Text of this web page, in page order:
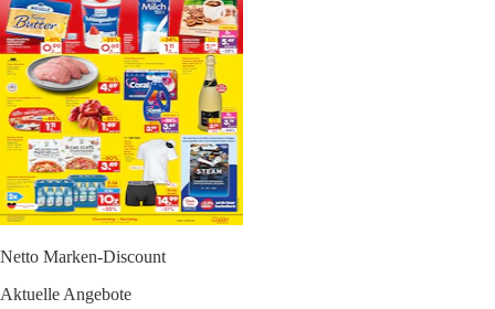
Netto Marken-Discount
Aktuelle Angebote